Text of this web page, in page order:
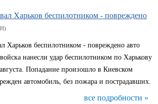
Харьков беспилотником - повреждено
Харьков беспилотником - повреждено авто
нанесли удар беспилотником по Харькову
Попадание произошло в Киевском
автомобиль, без пожара и пострадавших.
все подробности »